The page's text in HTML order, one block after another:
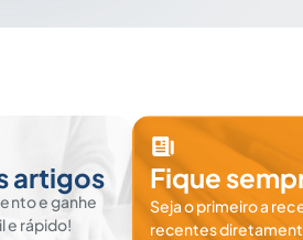
artigos
e ganhe
e rápido!
Fique
Seja o primeiro a
recentes